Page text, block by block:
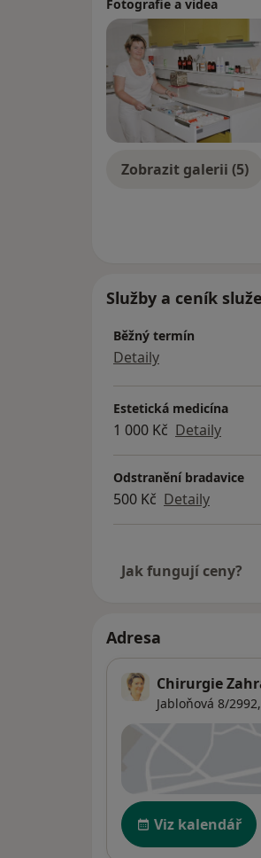
Fotografie a videa
Zobrazit galerii (5)
Služby a ceník
Běžný termín
Detaily
Estetická medicína
1 000 Kč Detaily
Odstranění bradavice
500 Kč Detaily
Jak fungují ceny?
Adresa
Chirurgie
Jabloňová 8/
Dostupnost
Viz kalendář